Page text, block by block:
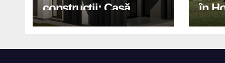
construcții: Casă
modernă cu structură
în